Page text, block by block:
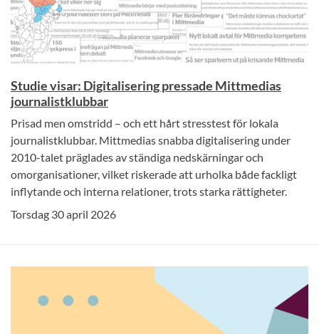
Studie visar: Digitalisering pressade Mittmedias
journalistklubbar
Prisad men omstridd – och ett hårt stresstest för lokala
journalistklubbar. Mittmedias snabba digitalisering under
2010-talet präglades av ständiga nedskärningar och
omorganisationer, vilket riskerade att urholka både fackligt
inflytande och interna relationer, trots starka rättigheter.
Torsdag 30 april 2026